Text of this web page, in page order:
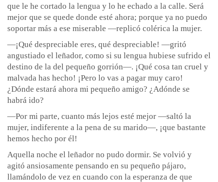
que le he cortado la lengua y lo he echado a la calle. Será
mejor que se quede donde esté ahora; porque ya no puedo
soportar más a ese miserable —replicó colérica la mujer.
—¡Qué despreciable eres, qué despreciable! —gritó
angustiado el leñador, como si su lengua hubiese sufrido el
destino de la del pequeño gorrión—. ¡Qué cosa tan cruel y
malvada has hecho! ¡Pero lo vas a pagar muy caro!
¿Dónde estará ahora mi pequeño amigo? ¿Adónde se
habrá ido?
—Por mi parte, cuanto más lejos esté mejor —saltó la
mujer, indiferente a la pena de su marido—, ¡que bastante
hemos hecho por él!
Aquella noche el leñador no pudo dormir. Se volvió y
agitó ansiosamente pensando en su pequeño pájaro,
llamándolo de vez en cuando con la esperanza de que